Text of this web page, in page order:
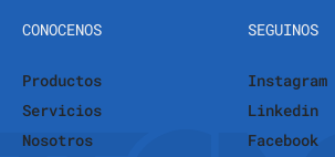
CONOCENOS
Productos
Servicios
Nosotros
SEGUINOS
Instagram
Linkedin
Facebook